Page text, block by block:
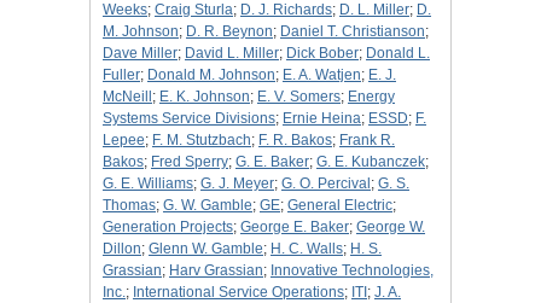
Weeks; Craig Sturla; D. J. Richards; D. L. Miller; D.
M. Johnson; D. R. Beynon; Daniel T. Christianson;
Dave Miller; David L. Miller; Dick Bober; Donald L.
Fuller; Donald M. Johnson; E. A. Watjen; E. J.
McNeill ; E. K. Johnson; E. V. Somers; Energy
Systems Service Divisions; Ernie Heina; ESSD; F.
Lepee; F. M. Stutzbach; F. R. Bakos; Frank R.
Bakos; Fred Sperry; G. E. Baker; G. E. Kubanczek;
G. E. Williams; G. J. Meyer; G. O. Percival ; G. S.
Thomas; G. W. Gamble; GE; General Electric;
Generation Projects; George E. Baker; George W.
Dillon; Glenn W. Gamble; H. C. Walls; H. S.
Grassian; Harv Grassian; Innovative Technologies,
Inc.; International Service Operations; ITI ; J. A.